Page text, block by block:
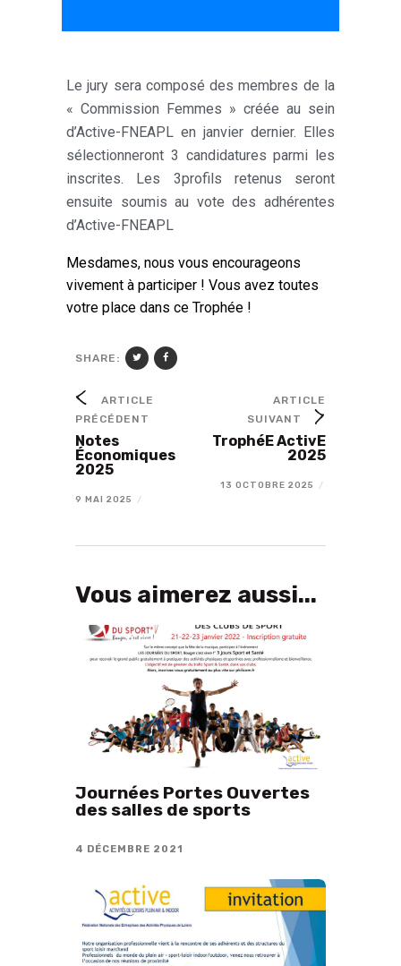
Le jury sera composé des membres de la
« Commission Femmes » créée au sein
d’Active-FNEAPL en janvier dernier. Elles
sélectionneront 3 candidatures parmi les
inscrites. Les 3profils retenus seront
ensuite soumis au vote des adhérentes
d’Active-FNEAPL
Mesdames, nous vous encourageons
vivement à participer ! Vous avez toutes
votre place dans ce Trophée !
SHARE:
ARTICLE
PRÉCÉDENT
Notes
Économiques
2025
9 MAI 2025 /
ARTICLE
SUIVANT
TrophéE ActivE
2025
13 OCTOBRE 2025 /
Vous aimerez aussi...
Journées Portes Ouvertes
des salles de sports
4 DÉCEMBRE 2021